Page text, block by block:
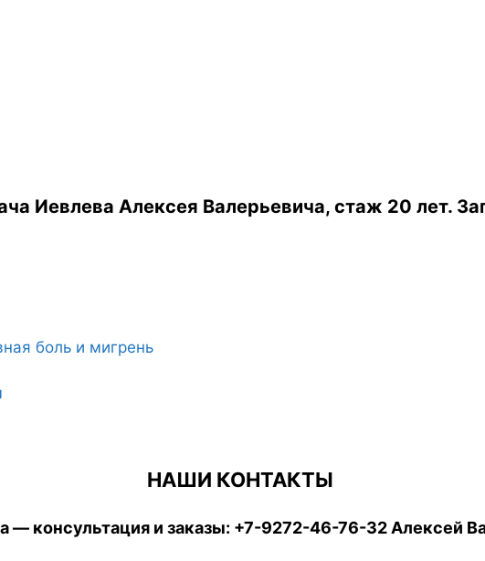
Иевлева Алексея Валерьевича, стаж 20 лет.
боль и мигрень
НАШИ КОНТАКТЫ
— консультация и заказы: +7-9272-46-76-32 Алексей